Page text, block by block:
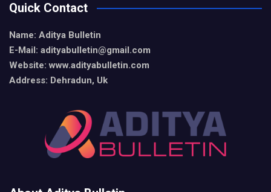
Quick Contact
Name: Aditya Bulletin
E-Mail: adityabulletin@gmail.com
Website: www.adityabulletin.com
Address: Dehradun, Uk